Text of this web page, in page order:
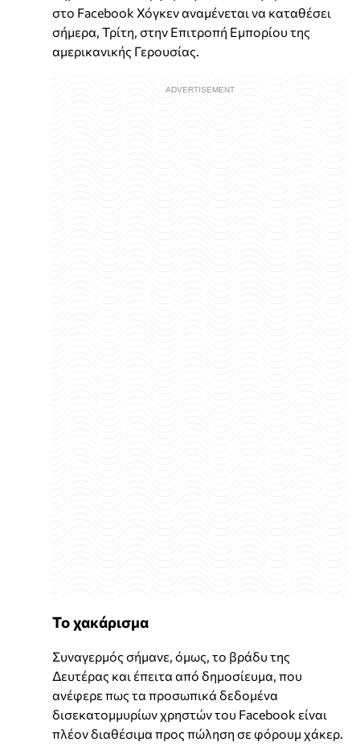
στο Facebook Χόγκεν αναμένεται να καταθέσει
σήμερα, Τρίτη, στην Επιτροπή Εμπορίου της
αμερικανικής Γερουσίας.
Το χακάρισμα
Συναγερμός σήμανε, όμως, το βράδυ της
Δευτέρας και έπειτα από δημοσίευμα, που
ανέφερε πως τα προσωπικά δεδομένα
δισεκατομμυρίων χρηστών του Facebook είναι
πλέον διαθέσιμα προς πώληση σε φόρουμ χάκερ.